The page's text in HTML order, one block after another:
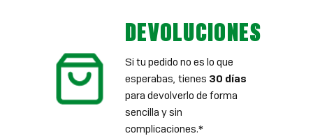
DEVOLUCIONES
Si tu pedido no es lo que
esperabas, tienes 30 días
para devolverlo de forma
sencilla y sin
complicaciones.*